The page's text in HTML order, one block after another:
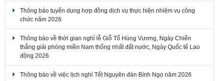
Thông báo tuyển dụng hợp đồng dịch vụ thực hiện nhiệm vụ công
chức năm 2026
Thông báo về thời gian nghỉ lễ Giỗ Tổ Hùng Vương, Ngày Chiến
thắng giải phóng miền Nam thống nhất đất nước, Ngày Quốc tế Lao
động 2026
Thông báo về việc lịch nghỉ Tết Nguyên đán Bính Ngọ năm 2026